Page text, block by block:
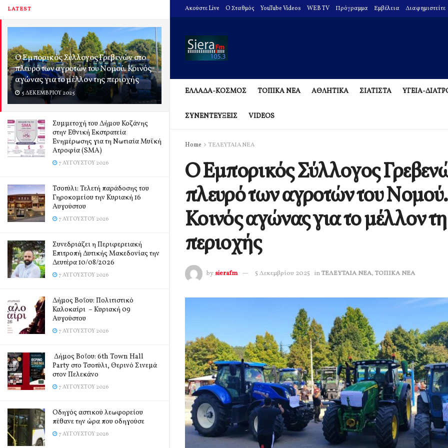
LATEST
Ο Εμπορικός Σύλλογος Γρεβενών στο
πλευρό των αγροτών του Νομού. Κοινός
αγώνας για το μέλλον της περιοχής
5 ΔΕΚΕΜΒΡΊΟΥ 2025
Συμμετοχή του Δήμου Κοζάνης
στην Εθνική Εκστρατεία
Ενημέρωσης για τη Νωτιαία Μυϊκή
Ατροφία (SMA)
7 ΑΥΓΟΎΣΤΟΥ 2026
Τσοτύλι: Τελετή παράδοσης του
Γηροκομείου την Κυριακή 16
Αυγούστου
7 ΑΥΓΟΎΣΤΟΥ 2026
Συνεδριάζει η Περιφερειακή
Επιτροπή Δυτικής Μακεδονίας την
Δευτέρα 10/08/2026
7 ΑΥΓΟΎΣΤΟΥ 2026
Δήμος Βοΐου: Πολιτιστικό
Καλοκαίρι – Κυριακή 09
Αυγούστου
7 ΑΥΓΟΎΣΤΟΥ 2026
Δήμος Βοΐου: 6th Town Hall
Party στο Τσοτύλι, Θερινό Σινεμά
στον Πελεκάνο
7 ΑΥΓΟΎΣΤΟΥ 2026
Οδηγός αστικού λεωφορείου
πέθανε την ώρα που οδηγούσε
7 ΑΥΓΟΎΣΤΟΥ 2026
Ακούστε Live O Σταθμός YouTube Videos WEB TV Πρόγραμμα Εμβέλεια Διαφημιστείτε
ΕΛΛΑΔΑ-ΚΟΣΜΟΣ ΤΟΠΙΚΑ ΝΕΑ ΑΘΛΗΤΙΚΑ ΣΙΑΤΙΣΤΑ ΥΓΕΙΑ-
ΣΥΝΕΝΤΕΥΞΕΙΣ VIDEOS
Home ΤΕΛΕΥΤΑΙΑ ΝΕΑ
Ο Εμπορικός Σύλλογος
πλευρό των αγροτών του Νομού.
Κοινός αγώνας για το μέλλον
περιοχής
by sierafm 5 Δεκεμβρίου 2025 inΤΕΛΕΥΤΑΙΑ ΝΕΑ, ΤΟΠΙΚΑ ΝΕΑ